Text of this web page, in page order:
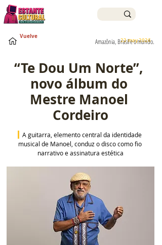
22 may 2026
Amazônia, Brasil e o mundo.
Vuelve
“Te Dou Um Norte”,
novo álbum do
Mestre Manoel
Cordeiro
A guitarra, elemento central da identidade
musical de Manoel, conduz o disco como fio
narrativo e assinatura estética